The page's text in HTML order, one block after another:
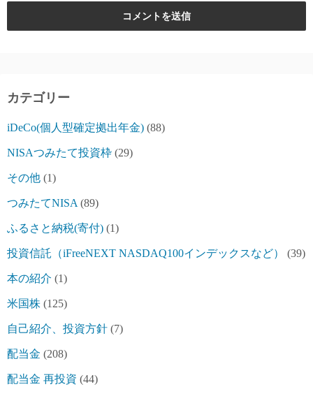
カテゴリー
iDeCo(個人型確定拠出年金) (88)
NISAつみたて投資枠 (29)
その他 (1)
つみたてNISA (89)
ふるさと納税(寄付) (1)
投資信託（iFreeNEXT NASDAQ100インデックスなど） (39)
本の紹介 (1)
米国株 (125)
自己紹介、投資方針 (7)
配当金 (208)
配当金 再投資 (44)